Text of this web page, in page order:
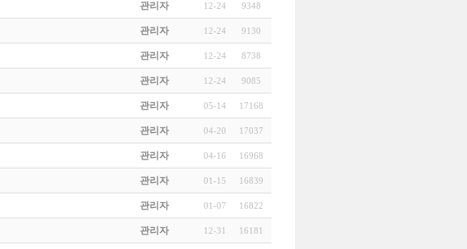
관리자 12-24 9348
관리자 12-24 9130
관리자 12-24 8738
관리자 12-24 9085
관리자 05-14 17168
관리자 04-20 17037
관리자 04-16 16968
관리자 01-15 16839
관리자 01-07 16822
관리자 12-31 16181